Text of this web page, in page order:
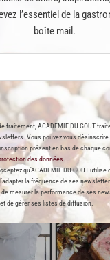
l’essentiel de la
boîte mail.
traitement, ACADEMIE DU GOUT
Vous pouvez vous
présent en bas de chaque
des données
qu'ACADEMIE DU GOUT utilise
la fréquence de ses
mesurer la performance de ses
de gérer ses listes de diffusion.
44
ParAcadémie du